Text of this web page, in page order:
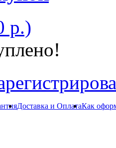
р.)
Доставка и ОплатаКак